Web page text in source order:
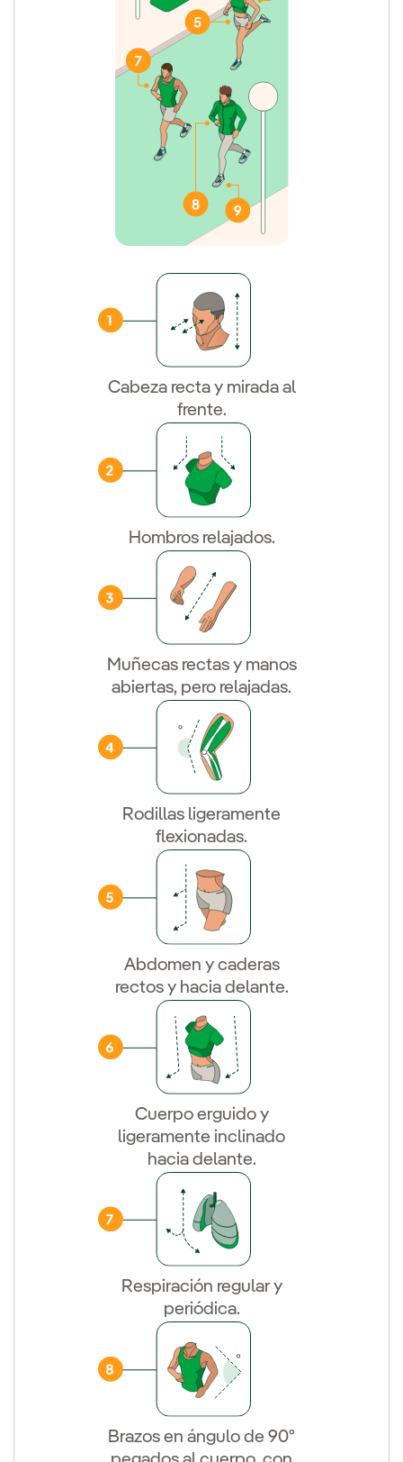
Cabeza recta y mirada al
frente.
Hombros relajados.
Muñecas rectas y manos
abiertas, pero relajadas.
Rodillas ligeramente
flexionadas.
Abdomen y caderas
rectos y hacia delante.
Cuerpo erguido y
ligeramente inclinado
hacia delante.
Respiración regular y
periódica.
Brazos en ángulo de 90º